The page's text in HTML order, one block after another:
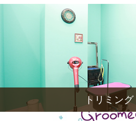
トリミング